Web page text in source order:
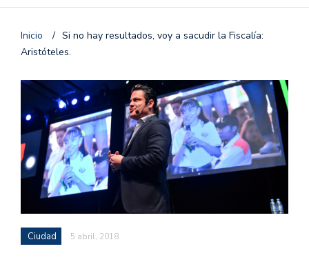
Inicio / Si no hay resultados, voy a sacudir la Fiscalía:
Aristóteles.
Ciudad 5 abril, 2018